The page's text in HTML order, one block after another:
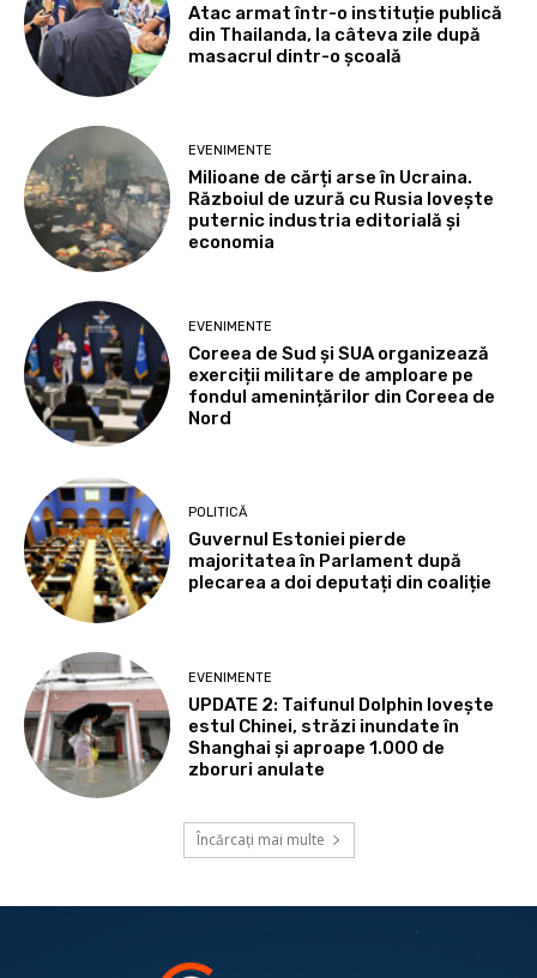
Atac armat într-o instituție publică
din Thailanda, la câteva zile după
masacrul dintr-o școală
EVENIMENTE
Milioane de cărți arse în Ucraina.
Războiul de uzură cu Rusia lovește
puternic industria editorială și
economia
EVENIMENTE
Coreea de Sud și SUA organizează
exerciții militare de amploare pe
fondul amenințărilor din Coreea de
Nord
POLITICĂ
Guvernul Estoniei pierde
majoritatea în Parlament după
plecarea a doi deputați din coaliție
EVENIMENTE
UPDATE 2: Taifunul Dolphin lovește
estul Chinei, străzi inundate în
Shanghai și aproape 1.000 de
zboruri anulate
Încărcați mai multe